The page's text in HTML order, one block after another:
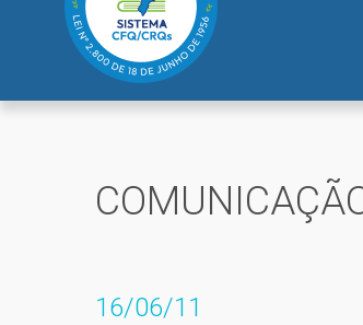
16/06/11